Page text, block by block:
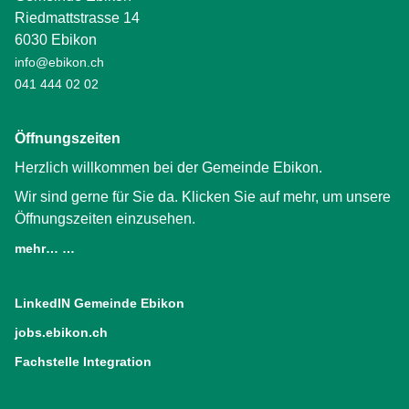
Riedmattstrasse 14
6030 Ebikon
info@ebikon.ch
041 444 02 02
Öffnungszeiten
Herzlich willkommen bei der Gemeinde Ebikon.
Wir sind gerne für Sie da. Klicken Sie auf mehr, um unsere
Öffnungszeiten einzusehen.
mehr… …
LinkedIN Gemeinde Ebikon
jobs.ebikon.ch
Fachstelle Integration